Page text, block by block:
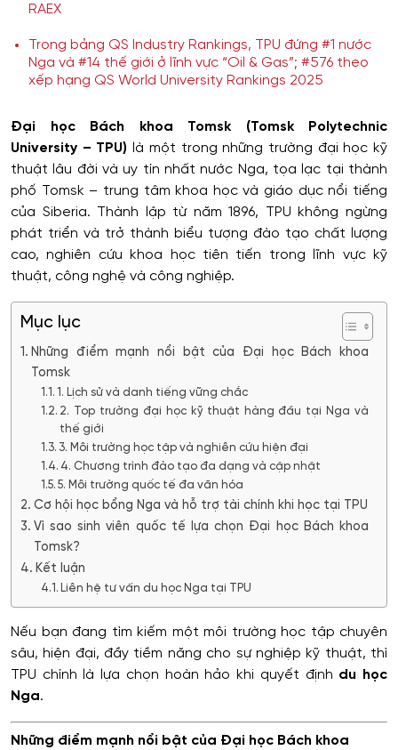
RAEX
Trong bảng QS Industry Rankings, TPU đứng #1 nước
Nga và #14 thế giới ở lĩnh vực “Oil & Gas”; #576 theo
xếp hạng QS World University Rankings 2025
Đại học Bách khoa Tomsk (Tomsk Polytechnic
University – TPU) là một trong những trường đại học kỹ
thuật lâu đời và uy tín nhất nước Nga, tọa lạc tại thành
phố Tomsk – trung tâm khoa học và giáo dục nổi tiếng
của Siberia. Thành lập từ năm 1896, TPU không ngừng
phát triển và trở thành biểu tượng đào tạo chất lượng
cao, nghiên cứu khoa học tiên tiến trong lĩnh vực kỹ
thuật, công nghệ và công nghiệp.
Mục lục
Những điểm mạnh nổi bật của Đại học Bách khoa
Tomsk
1. Lịch sử và danh tiếng vững chắc
2. Top trường đại học kỹ thuật hàng đầu tại Nga và
thế giới
3. Môi trường học tập và nghiên cứu hiện đại
4. Chương trình đào tạo đa dạng và cập nhật
5. Môi trường quốc tế đa văn hóa
Cơ hội học bổng Nga và hỗ trợ tài chính khi học tại TPU
Vì sao sinh viên quốc tế lựa chọn Đại học Bách khoa
Tomsk?
Kết luận
Liên hệ tư vấn du học Nga tại TPU
Nếu bạn đang tìm kiếm một môi trường học tập chuyên
sâu, hiện đại, đầy tiềm năng cho sự nghiệp kỹ thuật, thì
TPU chính là lựa chọn hoàn hảo khi quyết định du học
Nga.
Những điểm mạnh nổi bật của Đại học Bách khoa